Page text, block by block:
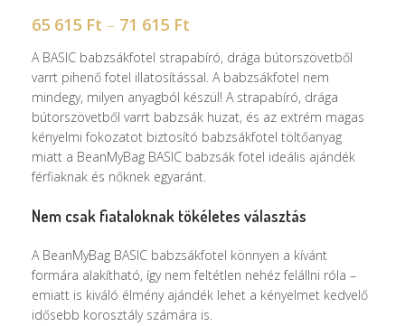
65 615 Ft – 71 615 Ft
A BASIC babzsákfotel strapabíró, drága bútorszövetből
varrt pihenő fotel illatosítással. A babzsákfotel nem
mindegy, milyen anyagból készül! A strapabíró, drága
bútorszövetből varrt babzsák huzat, és az extrém magas
kényelmi fokozatot biztosító babzsákfotel töltőanyag
miatt a BeanMyBag BASIC babzsák fotel ideális ajándék
férfiaknak és nőknek egyaránt.
Nem csak fiataloknak tökéletes választás
A BeanMyBag BASIC babzsákfotel könnyen a kívánt
formára alakítható, így nem feltétlen nehéz felállni róla –
emiatt is kiváló élmény ajándék lehet a kényelmet kedvelő
idősebb korosztály számára is.